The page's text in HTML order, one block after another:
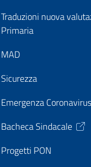
Traduzioni nuova
Primaria
MAD
Sicurezza
Emergenza Coronavirus
Bacheca Sindacale
Progetti PON